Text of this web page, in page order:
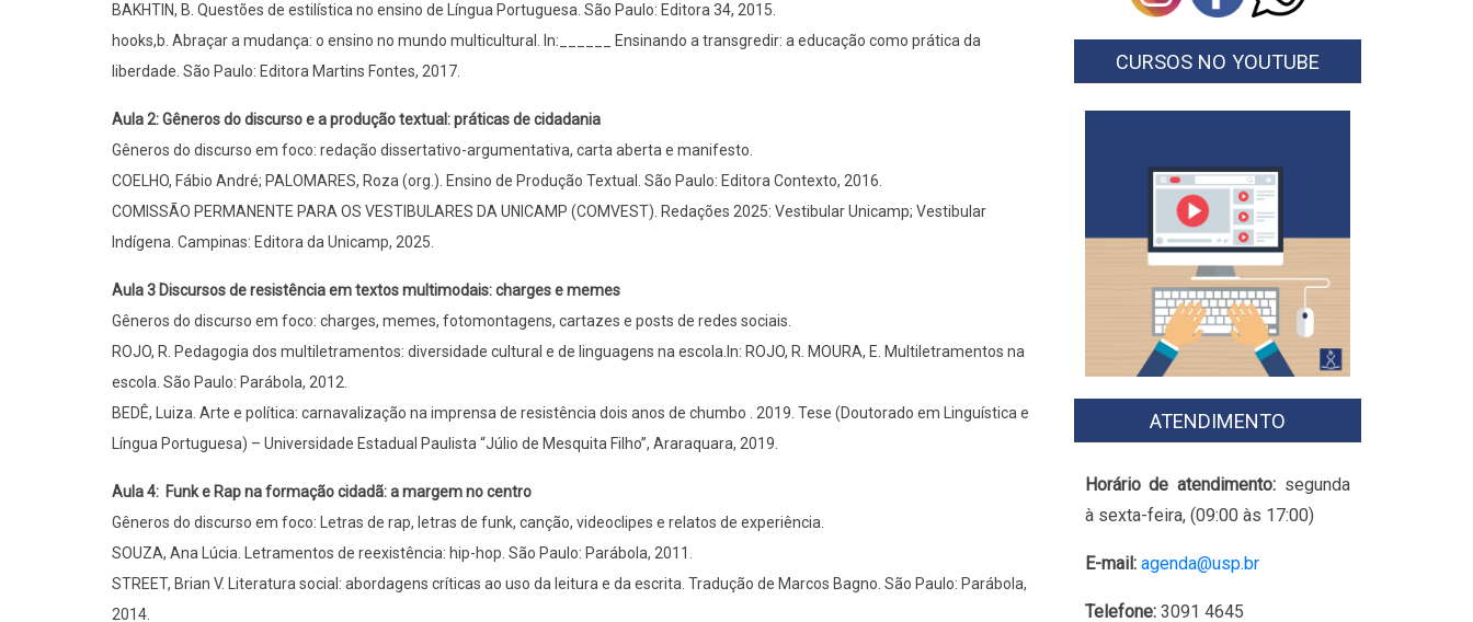
BAKHTIN, B. Questões de estilística no ensino de Língua Portuguesa. São Paulo: Editora 34, 2015.
hooks,b. Abraçar a mudança: o ensino no mundo multicultural. In:______ Ensinando a transgredir: a educação como prática da
liberdade. São Paulo: Editora Martins Fontes, 2017.
Aula 2: Gêneros do discurso e a produção textual: práticas de cidadania
Gêneros do discurso em foco: redação dissertativo-argumentativa, carta aberta e manifesto.
COELHO, Fábio André; PALOMARES, Roza (org.). Ensino de Produção Textual. São Paulo: Editora Contexto, 2016.
COMISSÃO PERMANENTE PARA OS VESTIBULARES DA UNICAMP (COMVEST). Redações 2025: Vestibular Unicamp; Vestibular
Indígena. Campinas: Editora da Unicamp, 2025.
Aula 3 Discursos de resistência em textos multimodais: charges e memes
Gêneros do discurso em foco: charges, memes, fotomontagens, cartazes e posts de redes sociais.
ROJO, R. Pedagogia dos multiletramentos: diversidade cultural e de linguagens na escola.In: ROJO, R. MOURA, E. Multiletramentos na
escola. São Paulo: Parábola, 2012.
BEDÊ, Luiza. Arte e política: carnavalização na imprensa de resistência dois anos de chumbo . 2019. Tese (Doutorado em Linguística e
Língua Portuguesa) – Universidade Estadual Paulista “Júlio de Mesquita Filho”, Araraquara, 2019.
Aula 4: Funk e Rap na formação cidadã: a margem no centro
Gêneros do discurso em foco: Letras de rap, letras de funk, canção, videoclipes e relatos de experiência.
SOUZA, Ana Lúcia. Letramentos de reexistência: hip-hop. São Paulo: Parábola, 2011.
STREET, Brian V. Literatura social: abordagens críticas ao uso da leitura e da escrita. Tradução de Marcos Bagno. São Paulo: Parábola,
2014.
CURSOS NO YOUTUBE
ATENDIMENTO
Horário de atendimento: segunda
à sexta-feira, (09:00 às 17:00)
E-mail: agenda@usp.br
Telefone:3091 4645